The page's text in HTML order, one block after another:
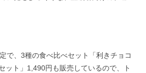
で、3種の食べ比べセット「利きチョコ
ット」1,490円も販売しているので、ト